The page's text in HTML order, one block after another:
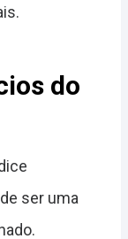
do
ser uma